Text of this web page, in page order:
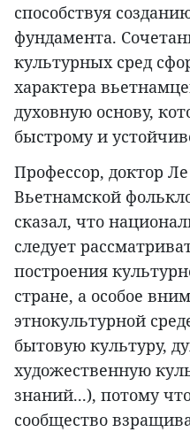
способствуя
фундамента.
культурных сред
характера
духовную основу,
быстрому и
Профессор, доктор
Вьетнамской
сказал, что
следует
построения
стране, а особое
этнокультурной
бытовую культуру,
художественную
знаний...), потому
сообщество